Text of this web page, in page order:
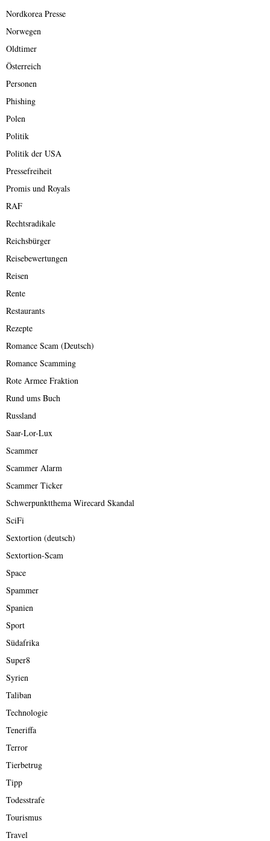
Nordkorea Presse
Norwegen
Oldtimer
Österreich
Personen
Phishing
Polen
Politik
Politik der USA
Pressefreiheit
Promis und Royals
RAF
Rechtsradikale
Reichsbürger
Reisebewertungen
Reisen
Rente
Restaurants
Rezepte
Romance Scam (Deutsch)
Romance Scamming
Rote Armee Fraktion
Rund ums Buch
Russland
Saar-Lor-Lux
Scammer
Scammer Alarm
Scammer Ticker
Schwerpunktthema Wirecard Skandal
SciFi
Sextortion (deutsch)
Sextortion-Scam
Space
Spammer
Spanien
Sport
Südafrika
Super8
Syrien
Taliban
Technologie
Teneriffa
Terror
Tierbetrug
Tipp
Todesstrafe
Tourismus
Travel